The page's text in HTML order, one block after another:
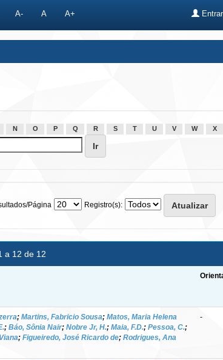
A- A A+
N O P Q R S T U V W X
Página Registro(s):
a 12 de 12
; Martins, Fabricio Sousa; Matos, Maria Helena
; Báo, Sônia Nair; Nobre Jr, H.; Maia, F.D.; Pessoa, C.;
; Figueiredo, José Ricardo de; Rodrigues, Ana
-